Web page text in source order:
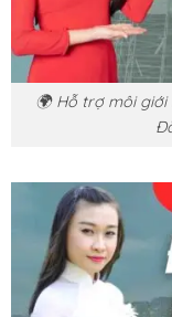
🌍 Hỗ trợ môi giới